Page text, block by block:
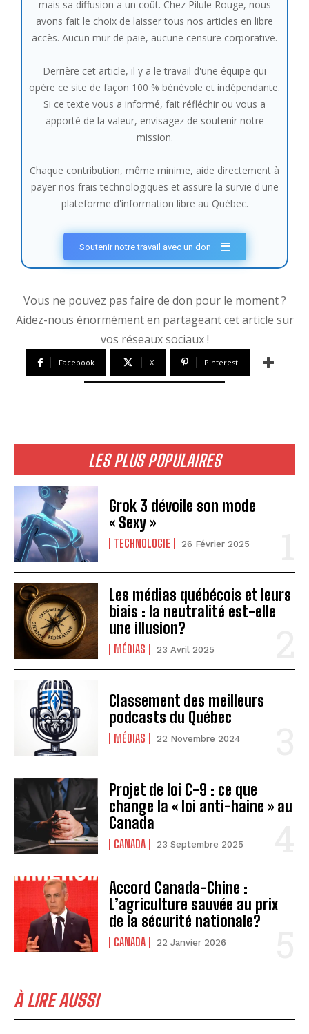
LES PLUS POPULAIRES
Grok 3 dévoile son mode
« Sexy »
TECHNOLOGIE 26 Février 2025
Les médias québécois et leurs
biais : la neutralité est-elle
une illusion?
MÉDIAS 23 Avril 2025
Classement des meilleurs
podcasts du Québec
MÉDIAS 22 Novembre 2024
Projet de loi C-9 : ce que
change la « loi anti-haine » au
Canada
CANADA 23 Septembre 2025
Accord Canada-Chine :
L’agriculture sauvée au prix
de la sécurité nationale?
CANADA 22 Janvier 2026
À LIRE AUSSI
mais sa diffusion a un coût. Chez Pilule Rouge, nous
avons fait le choix de laisser tous nos articles en libre
accès. Aucun mur de paie, aucune censure corporative.
Derrière cet article, il y a le travail d'une équipe qui
opère ce site de façon 100 % bénévole et indépendante.
Si ce texte vous a informé, fait réfléchir ou vous a
apporté de la valeur, envisagez de soutenir notre
mission.
Chaque contribution, même minime, aide directement à
payer nos frais technologiques et assure la survie d'une
plateforme d'information libre au Québec.
Soutenir notre travail avec un don
Vous ne pouvez pas faire de don pour le moment ?
Aidez-nous énormément en partageant cet article sur
vos réseaux sociaux !
Facebook X Pinterest